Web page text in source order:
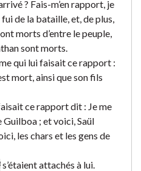
? Fais-m’en rapport, je
de la bataille, et, de plus,
morts d’entre le peuple,
sont morts.
qui lui faisait ce rapport :
mort, ainsi que son fils
ce rapport dit : Je me
; et voici, Saül
les chars et les gens de
s’étaient attachés à lui.